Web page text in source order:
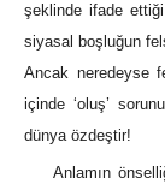
şeklinde ifade
siyasal boşluğun
Ancak neredeyse
içinde ‘oluş’
dünya özdeştir!
Anlamın